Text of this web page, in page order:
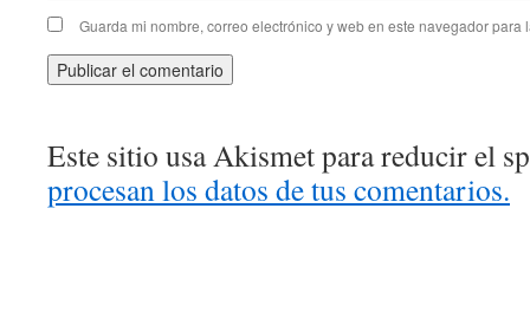
Guarda mi nombre, correo electrónico y web en este navegador para
Este sitio usa Akismet para reducir el
procesan los datos de tus comentarios.